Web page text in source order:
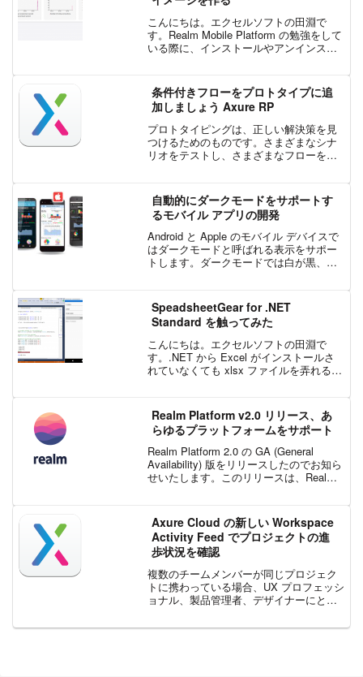
こんにちは。エクセルソフトの田淵で
す。Realm Mobile Platform の勉強をして
いる際に、インストールやアンインスト
2018/2/14 追記： Rea...
条件付きフローをプロトタイプに追
加しましょう Axure RP
プロトタイピングは、正しい解決策を見
つけるためのものです。さまざまなシナ
リオをテストし、さまざまなフローを検
クホルダーやテストを受けるユーザーに
示す最も強力な...
自動的にダークモードをサポートす
るモバイル アプリの開発
Android と Apple のモバイル デバイスで
はダークモードと呼ばれる表示をサポー
トします。ダークモードでは白が黒、黒
必要とする電力が普通の場合と比べ低い
ため、...
SpeadsheetGear for .NET
Standard を触ってみた
こんにちは。エクセルソフトの田淵で
す。.NET から Excel がインストールさ
れていなくても xlsx ファイルを弄れる
で、.NET Standar...
Realm Platform v2.0 リリース、あ
らゆるプラットフォームをサポート
Realm Platform 2.0 の GA (General
Availability) 版をリリースしたのでお知ら
せいたします。このリリースは、Realm
ラボレ...
Axure Cloud の新しい Workspace
Activity Feed でプロジェクトの進
歩状況を確認
複数のチームメンバーが同じプロジェク
トに携わっている場合、UX プロフェッシ
ョナル、製品管理者、デザイナーにとっ
握しておくことは重要です。複数のチー